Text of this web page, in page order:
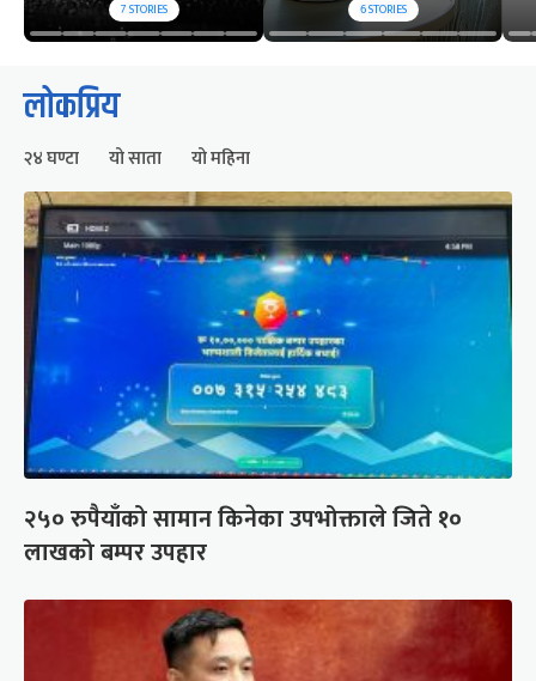
7STORIES 6STORIES
लोकप्रिय
२४ घण्टा यो साता यो महिना
२५० रुपैयाँको सामान किनेका उपभोक्ताले जिते १०
लाखको बम्पर उपहार